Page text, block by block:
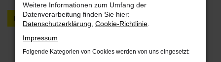
PKW LKW
Fehler: Network Error
Weitere Informationen zum Umfang der
Datenverarbeitung finden Sie hier:
Datenschutzerklärung Cookie-Richtlinie
Impressum
Folgende Kategorien von Cookies werden von uns eingesetzt: